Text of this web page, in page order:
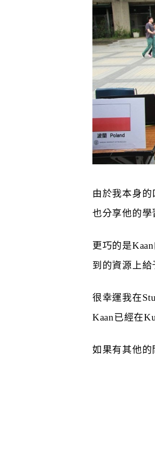
由於我本身
也分享他的學
更巧的是
到的資源上
很幸運我在
Kaan已經在
如果有其他